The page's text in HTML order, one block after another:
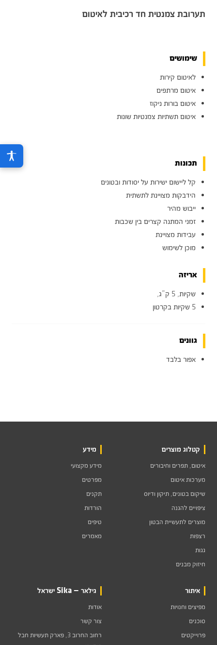
תערובת צמנטית חד רכיבית לאיטום
שימושים
לאיטום קירות
איטום מרתפים
איטום בורות ניקוז
איטום תשתיות צמנטיות שונות
תכונות
קל ליישום ישירות על יסודות ובטונים
הידבקות מצויינת לתשתית
ייבוש מהיר
זמני המתנה קצרים בין שכבות
עבידות מצויינת
מוכן לשימוש
אריזה
שקיות, 5 ק”ג,
5 שקיות בקרטון
גוונים
אפור בלבד
קטלוג מוצרים
איטום, תפרים וחיבורים
מערכות איטום
שיקום בטונים, תיקון ודיוס
ציפויים להגנה
מוצרים לתעשיית הבטון
רצפות
גגות
חיזוק מבנים
מידע
מידע מקצועי
מפרטים
תקנים
הורדות
טיפים
מאמרים
איתור
מפיצים וחנויות
סוכנים
פרוייקטים
גילאר — Sika ישראל
אודות
צור קשר
רחוב החרוב 3, פארק תעשיות חבל